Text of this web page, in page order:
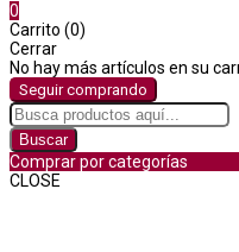
0
Carrito (0)
Cerrar
No hay más artículos en su
Seguir comprando
Buscar
Comprar por categorías
CLOSE